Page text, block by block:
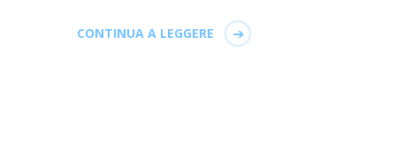
CONTINUA A LEGGERE